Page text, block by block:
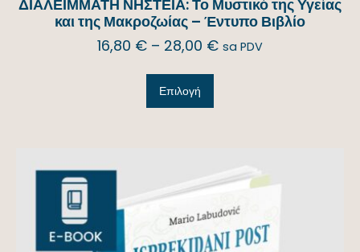
ΔΙΑΛΕΙΜΜΑΤΗ ΝΗΣΤΕΙΑ: Το Μυστικό της Υγείας
και της Μακροζωίας – Έντυπο Βιβλίο
16,80 € – 28,00 € sa PDV
Επιλογή